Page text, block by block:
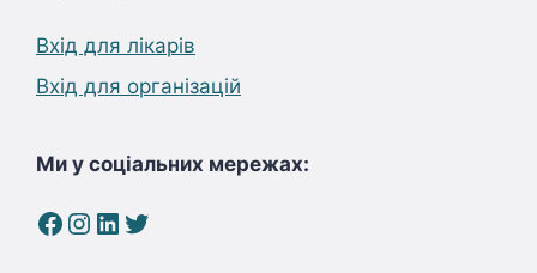
Вхід для лікарів
Вхід для організацій
Ми у соціальних мережах:
Facebook
Instagram
LinkedIn
Twitter